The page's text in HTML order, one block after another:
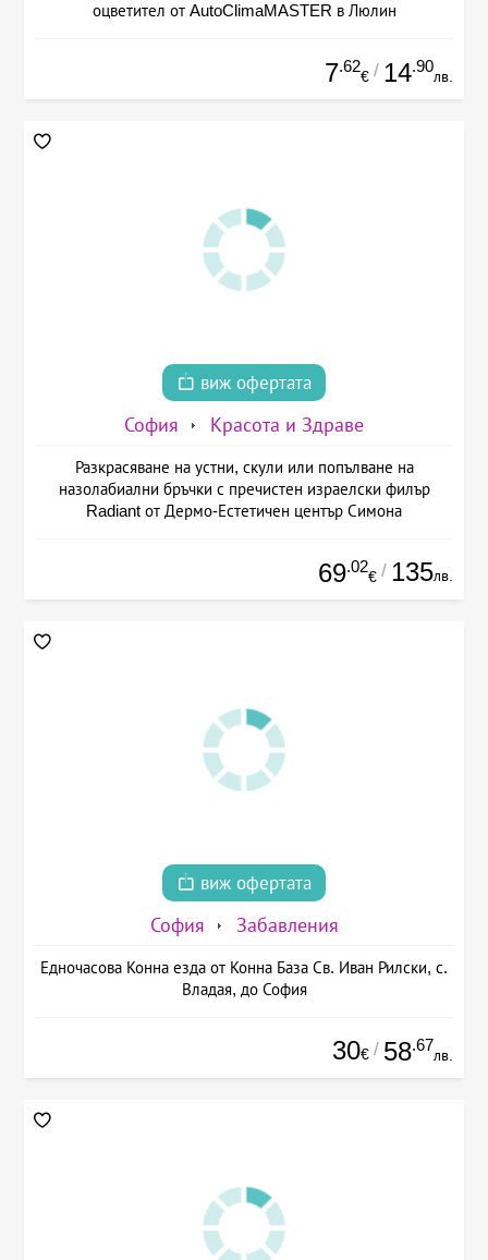
оцветител от AutoClimaMASTER в Люлин
7.62
€ / 14.90
лв.
виж офертата
София Красота и Здраве
Разкрасяване на устни, скули или попълване на
назолабиални бръчки с пречистен израелски филър
Radiant от Дермо-Естетичен център Симона
69.02
€ / 135лв.
виж офертата
София Забавления
Едночасова Конна езда от Конна База Св. Иван Рилски, с.
Владая, до София
30€ / 58.67
лв.